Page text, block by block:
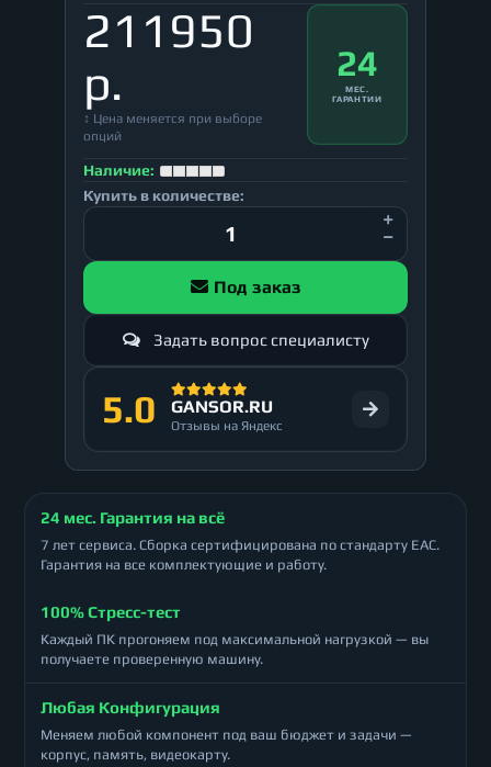
211950
р.
↕ Цена меняется при выборе
опций
24
МЕС.
ГАРАНТИИ
Наличие:
Купить в количестве:
Под заказ
Задать вопрос специалисту
5.0 GANSOR.RU
Отзывы на Яндекс
24 мес. Гарантия на всё
7 лет сервиса. Сборка сертифицирована по стандарту ЕАС.
Гарантия на все комплектующие и работу.
100% Стресс-тест
Каждый ПК прогоняем под максимальной нагрузкой — вы
получаете проверенную машину.
Любая Конфигурация
Меняем любой компонент под ваш бюджет и задачи —
корпус, память, видеокарту.